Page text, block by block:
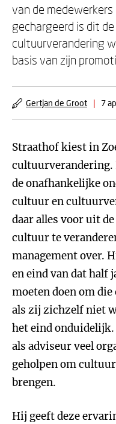
van de
gechargeerd is dit
cultuurverandering
basis van zijn
Gertjan de Groot | 7
Straathof kiest in
de onafhankelijke
cultuur en
daar alles voor uit
cultuur te
management over.
en eind van dat half
moeten doen om
als zij zichzelf niet
het eind
als adviseur veel
geholpen om
brengen.
Hij geeft deze